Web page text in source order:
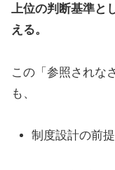
上位の判断基準と
える。
この「参照されな
も、
制度設計の前提